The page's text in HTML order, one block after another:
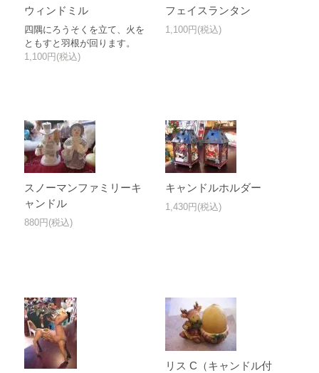
ウィンドミル
四隅にろうそくを立て、火を
ともすと羽根が回ります。
1,100円(税込)
フェイスランタン
1,100円(税込)
スノーマンファミリーキ
ャンドル
880円(税込)
キャンドルホルダー
1,430円(税込)
リス C（キャンドル付